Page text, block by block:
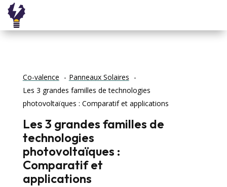
Co-valence
Panneaux Solaires
Les 3 grandes familles de technologies
photovoltaïques : Comparatif et applications
Les 3 grandes familles de
technologies
photovoltaïques :
Comparatif et
applications